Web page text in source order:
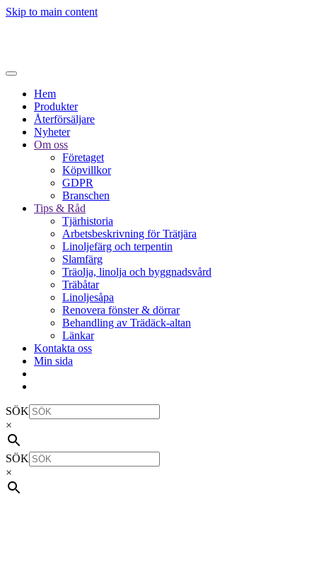
Skip to main content
Hem
Produkter
Återförsäljare
Nyheter
Om oss
Företaget
Köpvillkor
GDPR
Branschen
Tips & Råd
Tjärhistoria
Arbetsbeskrivning för Trätjära
Linoljefärg och terpentin
Slamfärg
Träolja, linolja och byggnadsvård
Träbåtar
Linoljesåpa
Renovera fönster & dörrar
Behandling av Trädäck-altan
Länkar
Kontakta oss
Min sida
SÖK
×
SÖK
×